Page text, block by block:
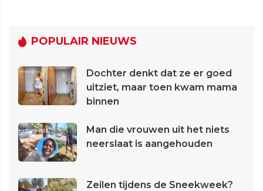
POPULAIR NIEUWS
Dochter denkt dat ze er goed
uitziet, maar toen kwam mama
binnen
Man die vrouwen uit het niets
neerslaat is aangehouden
Zeilen tijdens de Sneekweek?